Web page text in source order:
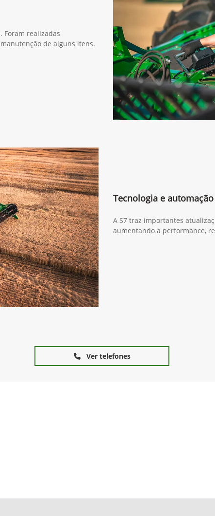
Foram realizadas
de alguns itens.
Tecnologia e automação
A S7 traz importantes
aumentando a performance,
Ver telefones